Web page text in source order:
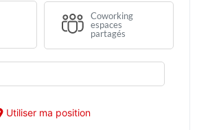
Coworking
espaces
partagés
Utiliser ma position